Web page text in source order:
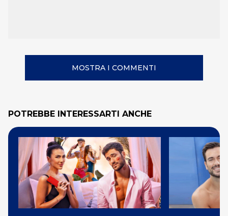
MOSTRA I COMMENTI
POTREBBE INTERESSARTI ANCHE